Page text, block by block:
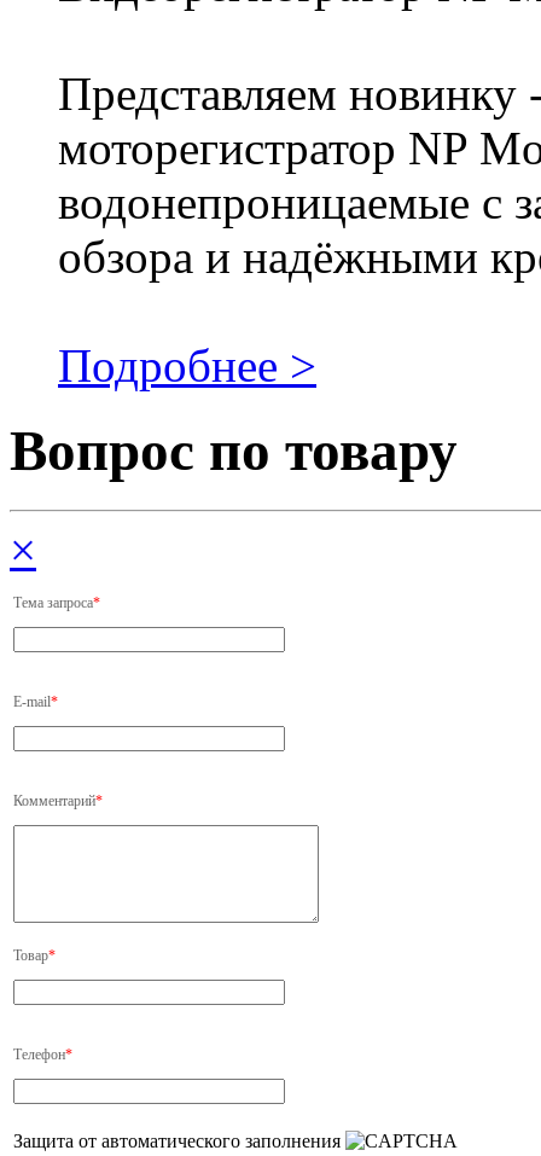
Представляем
моторегистратор NP
водонепроницаемые с
обзора и надёжными
Подробнее >
Вопрос по товару
×
Тема запроса*
E-mail*
Комментарий*
Товар*
Телефон*
Защита от автоматического заполнения